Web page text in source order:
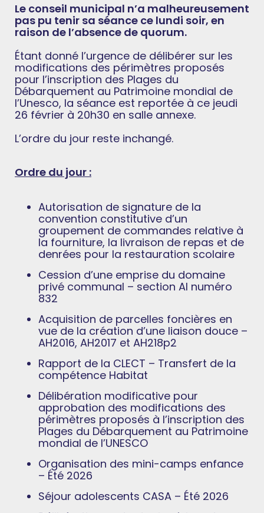
Le conseil municipal n’a malheureusement
pas pu tenir sa séance ce lundi soir, en
raison de l’absence de quorum.
Étant donné l’urgence de délibérer sur les
modifications des périmètres proposés
pour l’inscription des Plages du
Débarquement au Patrimoine mondial de
l’Unesco, la séance est reportée à ce jeudi
26 février à 20h30 en salle annexe.
L’ordre du jour reste inchangé.
Ordre du jour :
Autorisation de signature de la
convention constitutive d’un
groupement de commandes relative à
la fourniture, la livraison de repas et de
denrées pour la restauration scolaire
Cession d’une emprise du domaine
privé communal – section AI numéro
832
Acquisition de parcelles foncières en
vue de la création d’une liaison douce –
AH2016, AH2017 et AH218p2
Rapport de la CLECT – Transfert de la
compétence Habitat
Délibération modificative pour
approbation des modifications des
périmètres proposés à l’inscription des
Plages du Débarquement au Patrimoine
mondial de l’UNESCO
Organisation des mini-camps enfance
– Été 2026
Séjour adolescents CASA – Été 2026